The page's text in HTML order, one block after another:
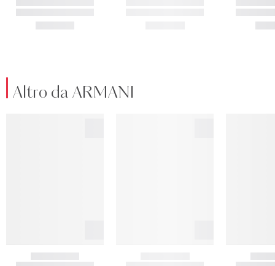
Altro da ARMANI